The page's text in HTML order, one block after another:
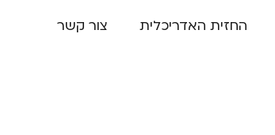
החזית האדריכלית צור קשר